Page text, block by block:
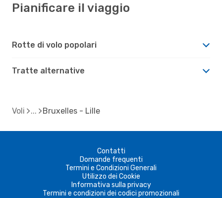
Pianificare il viaggio
Rotte di volo popolari
Tratte alternative
Voli Bruxelles - Lille
Contatti
Domande frequenti
Termini e Condizioni Generali
Utilizzo dei Cookie
Informativa sulla privacy
Termini e condizioni dei codici promozionali